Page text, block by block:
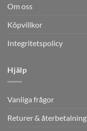
Om oss
Köpvillkor
Integritetspolicy
Hjälp
Vanliga frågor
Returer & återbetalning